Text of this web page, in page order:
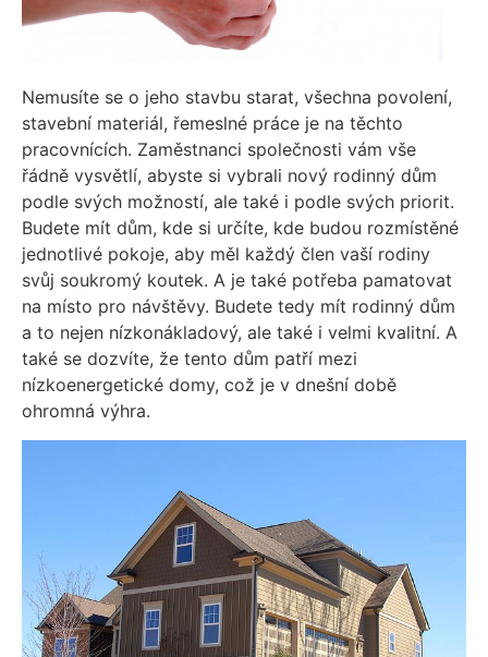
Nemusíte se o jeho stavbu starat, všechna povolení,
stavební materiál, řemeslné práce je na těchto
pracovnících. Zaměstnanci společnosti vám vše
řádně vysvětlí, abyste si vybrali nový rodinný dům
podle svých možností, ale také i podle svých priorit.
Budete mít dům, kde si určíte, kde budou rozmístěné
jednotlivé pokoje, aby měl každý člen vaší rodiny
svůj soukromý koutek. A je také potřeba pamatovat
na místo pro návštěvy. Budete tedy mít rodinný dům
a to nejen nízkonákladový, ale také i velmi kvalitní. A
také se dozvíte, že tento dům patří mezi
nízkoenergetické domy, což je v dnešní době
ohromná výhra.